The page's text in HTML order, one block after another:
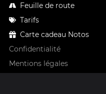
Feuille de route
Tarifs
Carte cadeau Notos
Confidentialité
Mentions légales